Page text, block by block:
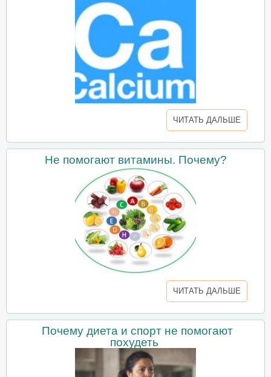
ЧИТАТЬ ДАЛЬШЕ
Не помогают витамины. Почему?
ЧИТАТЬ ДАЛЬШЕ
Почему диета и спорт не помогают
похудеть